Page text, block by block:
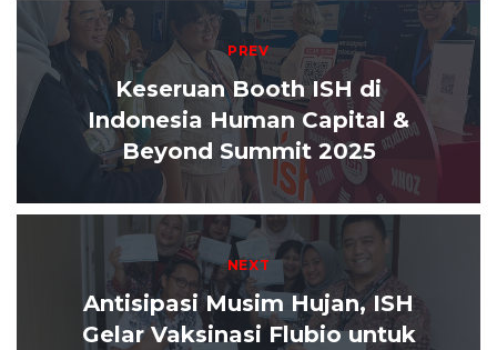
Post navigation
PREV
Keseruan Booth ISH di
Indonesia Human Capital &
Beyond Summit 2025
NEXT
Antisipasi Musim Hujan, ISH
Gelar Vaksinasi Flubio untuk